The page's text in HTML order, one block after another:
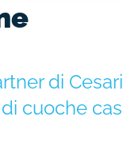
di
cuoche